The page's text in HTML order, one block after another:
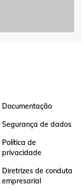
Documentação
Segurança de dados
Política de
privacidade
Diretrizes de conduta
empresarial